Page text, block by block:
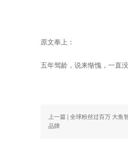
原文奉上：
五年驾龄，说来惭愧，一直
上一篇 | 全球粉丝过百万 大鱼
品牌